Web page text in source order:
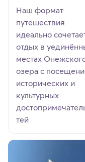
Наш формат
путешествия
идеально
отдых в
местах
озера с
исторических и
культурных
тей